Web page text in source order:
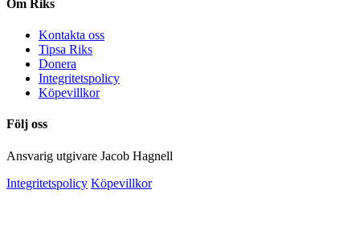
Om Riks
Kontakta oss
Tipsa Riks
Donera
Integritetspolicy
Köpevillkor
Följ oss
Ansvarig utgivare Jacob Hagnell
Integritetspolicy Köpevillkor